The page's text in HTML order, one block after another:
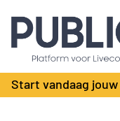
Industry
Vacatures
Kalender
Producten
Bedrijvengids
Locatie Finder
Start vandaag